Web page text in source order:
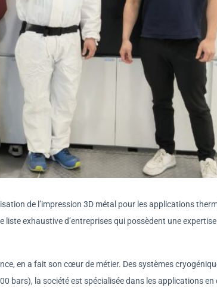
de l’impression 3D métal pour les applications
liste exhaustive d’entreprises qui possèdent une
en a fait son cœur de métier. Des systèmes
bars), la société est spécialisée dans les applications